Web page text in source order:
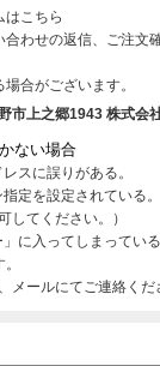
はこちら
わせの返信、ご注文
合がございます。
市上之郷1943 株式会
ない場合
スに誤りがある。
定を設定されている。
してください。）
に入ってしまっている
メールにてご連絡くだ